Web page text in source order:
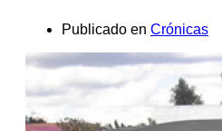
Publicado en Crónicas